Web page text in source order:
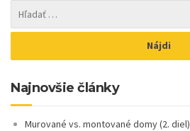
Najnovšie články
Murované vs. montované domy (2. diel)